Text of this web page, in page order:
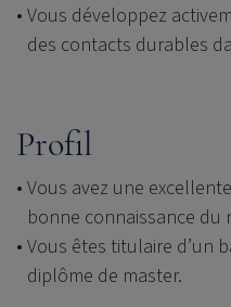
Vous développez
des contacts durables
Profil
Vous avez une
bonne connaissance du
Vous êtes titulaire d’un
diplôme de master.